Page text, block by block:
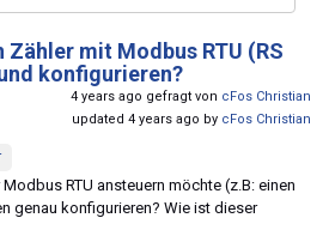
Zähler mit Modbus RTU (RS
konfigurieren?
4 years ago gefragt von cFos Christian
updated 4 years ago by cFos Christian
RTU ansteuern möchte (z.B: einen
genau konfigurieren? Wie ist dieser